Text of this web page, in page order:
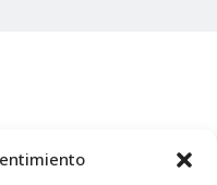
i.v. - C.F. & CIF
a la gestión y